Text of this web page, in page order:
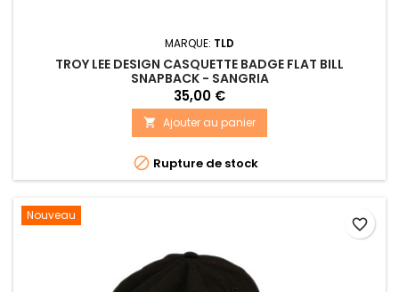
MARQUE: TLD
TROY LEE DESIGN CASQUETTE BADGE FLAT BILL
SNAPBACK - SANGRIA
35,00 €
 Ajouter au panier
 Rupture de stock
Nouveau
favorite_border